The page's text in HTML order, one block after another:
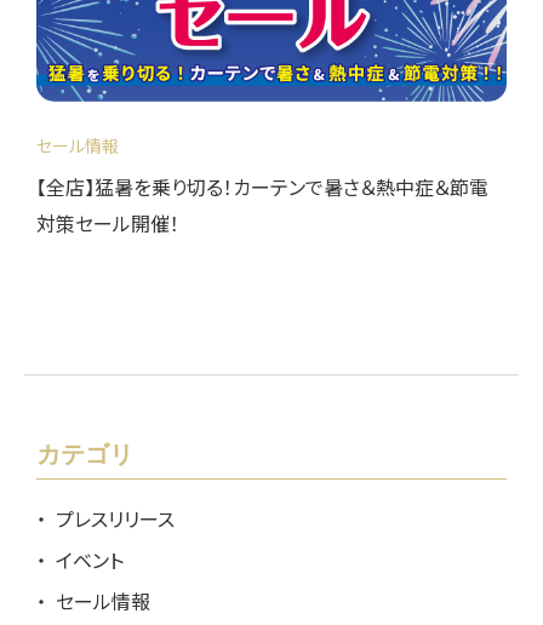
セール情報
【全店】猛暑を乗り切る！カーテンで暑さ＆熱中症＆節電
対策セール開催！
カテゴリ
プレスリリース
イベント
セール情報